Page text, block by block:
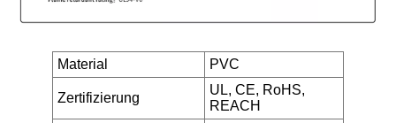
Material PVC
Zertifizierung
UL, CE, RoHS,
REACH